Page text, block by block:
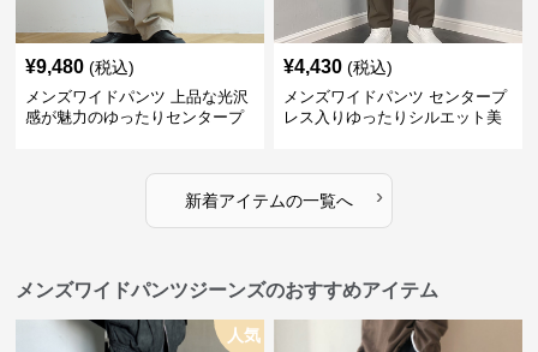
¥9,480 (税込)
メンズワイドパンツ 上品な光沢
感が魅力のゆったりセンタープ
¥4,430 (税込)
メンズワイドパンツ センタープ
レス入りゆったりシルエット美
新着アイテムの一覧へ ›
メンズワイドパンツジーンズのおすすめアイテム
人気